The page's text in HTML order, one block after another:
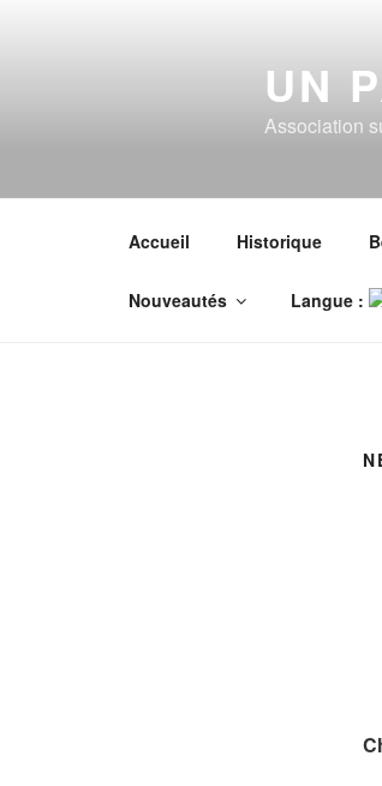
UN
Association
Accueil Historique
Nouveautés Langue :